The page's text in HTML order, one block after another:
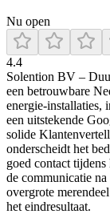
Nu open
4.4
Solention BV –
een betrouwbare
energie-installaties,
een uitstekende
solide
onderscheidt het
goed contact
de communicatie
overgrote
het eindresultaat.